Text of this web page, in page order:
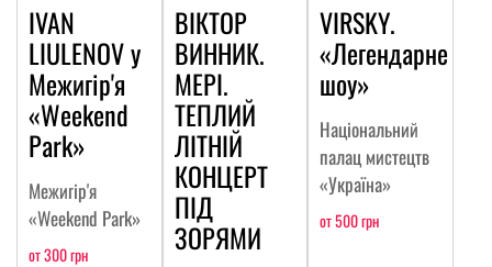
IVAN
LIULENOV у
Межигір'я
«Weekend
Park»
Межигір'я
«Weekend Park»
от 300 грн
ВІКТОР
ВИННИК.
МЕРІ.
ТЕПЛИЙ
ЛІТНІЙ
КОНЦЕРТ
ПІД
ЗОРЯМИ
VIRSKY.
«Легендарне
шоу»
Національний
палац мистецтв
«Україна»
от 500 грн